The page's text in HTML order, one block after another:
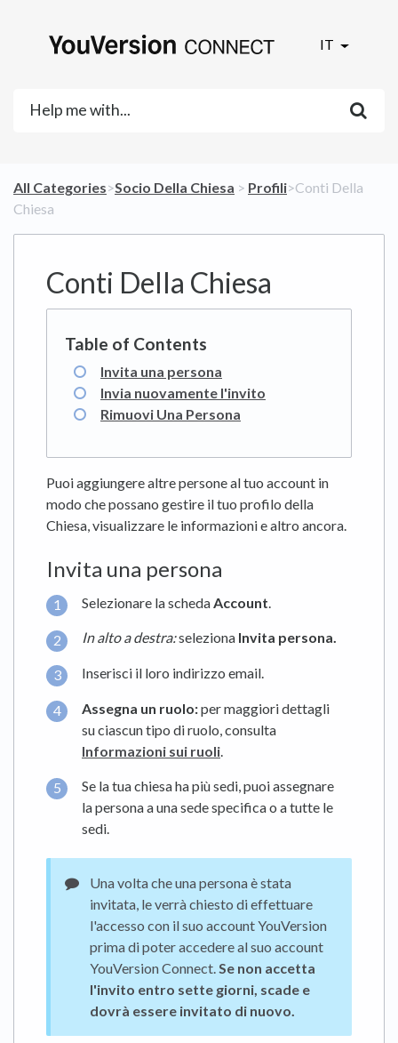
IT
All Categories​>​​Socio Della Chiesa ​ > ​ ​Profili​>​ Conti Della
Chiesa
Conti Della Chiesa
Invita una persona
Invia nuovamente l'invito
Rimuovi Una Persona
Puoi aggiungere altre persone al tuo account in
modo che possano gestire il tuo profilo della
Chiesa, visualizzare le informazioni e altro ancora.
Invita una persona
Selezionare la schedaAccount.
In alto a destra:seleziona Invita persona.
Inserisci il loro indirizzo email.
Assegna un ruolo:per maggiori dettagli
su ciascun tipo di ruolo, consulta
Informazioni sui ruoli
Se la tua chiesa ha più sedi, puoi assegnare
la persona a una sede specifica o a tutte le
sedi.
Una volta che una persona è stata
invitata, le verrà chiesto di effettuare
l'accesso con il suo account YouVersion
prima di poter accedere al suo account
YouVersion Connect.Se non accetta
l'invito entro sette giorni, scade e
dovrà essere invitato di nuovo.